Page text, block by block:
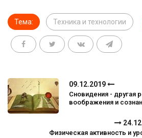
Тема: Техника и технологии
09.12.2019
Сновидения - другая
воображения и
Физическая активность и